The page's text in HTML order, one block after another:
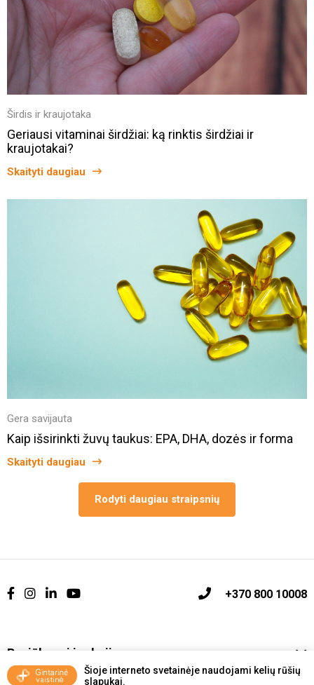
Šioje interneto svetainėje naudojami kelių rūšių
slapukai.
Širdis ir kraujotaka
Geriausi vitaminai širdžiai: ką rinktis širdžiai ir
kraujotakai?
Skaityti daugiau
Gera savijauta
Kaip išsirinkti žuvų taukus: EPA, DHA, dozės ir forma
Skaityti daugiau
Rodyti daugiau straipsnių
+370 800 10008
Pasiūlymai ir akcijos